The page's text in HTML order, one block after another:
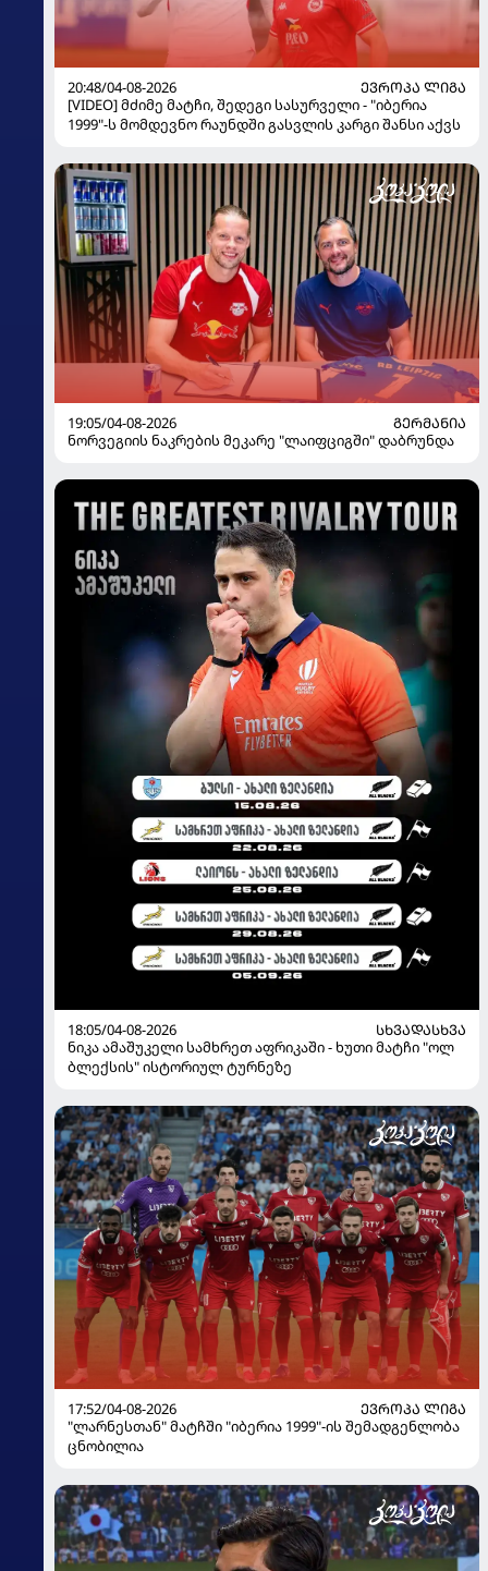
20:48/04-08-2026
ᲔᲕᲠᲝᲞᲐ ᲚᲘᲒᲐ
[VIDEO] მძიმე მატჩი, შედეგი სასურველი - "იბერია
1999"-ს მომდევნო რაუნდში გასვლის კარგი შანსი აქვს
19:05/04-08-2026
ᲒᲔᲠᲛᲐᲜᲘᲐ
ნორვეგიის ნაკრების მეკარე "ლაიფციგში" დაბრუნდა
18:05/04-08-2026
ᲡᲮᲕᲐᲓᲐᲡᲮᲕᲐ
ნიკა ამაშუკელი სამხრეთ აფრიკაში - ხუთი მატჩი "ოლ
ბლექსის" ისტორიულ ტურნეზე
17:52/04-08-2026
ᲔᲕᲠᲝᲞᲐ ᲚᲘᲒᲐ
"ლარნესთან" მატჩში "იბერია 1999"-ის შემადგენლობა
ცნობილია